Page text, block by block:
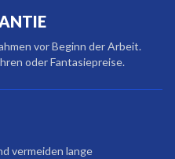
vor Beginn der Arbeit.
oder Fantasiepreise.
vermeiden lange